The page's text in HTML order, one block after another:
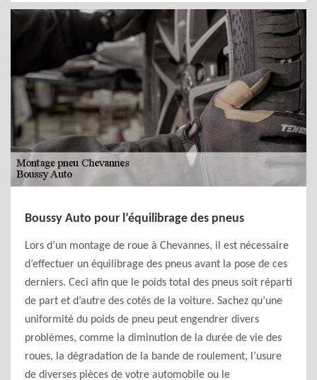
Boussy Auto pour l’équilibrage des pneus
Lors d’un montage de roue à Chevannes, il est nécessaire
d’effectuer un équilibrage des pneus avant la pose de ces
derniers. Ceci afin que le poids total des pneus soit réparti
de part et d’autre des cotés de la voiture. Sachez qu’une
uniformité du poids de pneu peut engendrer divers
problèmes, comme la diminution de la durée de vie des
roues, la dégradation de la bande de roulement, l’usure
de diverses pièces de votre automobile ou le